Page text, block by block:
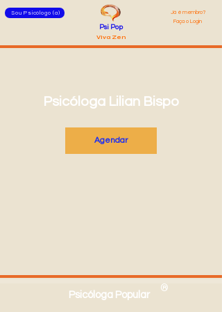
Sou Psicólogo (a)
Já é membro?
Faça o Login
Psi Pop
Viva Zen
Psicóloga Lilian Bispo
Agendar
Psicóloga Popular
®